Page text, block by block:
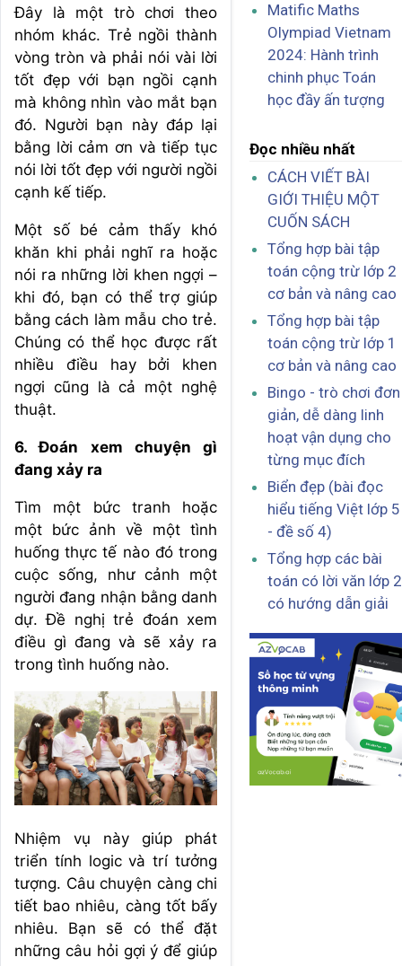
Đây là một trò chơi theo
nhóm khác. Trẻ ngồi thành
vòng tròn và phải nói vài lời
tốt đẹp với bạn ngồi cạnh
mà không nhìn vào mắt bạn
đó. Người bạn này đáp lại
bằng lời cảm ơn và tiếp tục
nói lời tốt đẹp với người ngồi
cạnh kế tiếp.
Một số bé cảm thấy khó
khăn khi phải nghĩ ra hoặc
nói ra những lời khen ngợi –
khi đó, bạn có thể trợ giúp
bằng cách làm mẫu cho trẻ.
Chúng có thể học được rất
nhiều điều hay bởi khen
ngợi cũng là cả một nghệ
thuật.
6. Đoán xem chuyện gì
đang xảy ra
Tìm một bức tranh hoặc
một bức ảnh về một tình
huống thực tế nào đó trong
cuộc sống, như cảnh một
người đang nhận bằng danh
dự. Đề nghị trẻ đoán xem
điều gì đang và sẽ xảy ra
trong tình huống nào.
Nhiệm vụ này giúp phát
triển tính logic và trí tưởng
tượng. Câu chuyện càng chi
tiết bao nhiêu, càng tốt bấy
nhiêu. Bạn sẽ có thể đặt
những câu hỏi gợi ý để giúp
Matific Maths
Olympiad Vietnam
2024: Hành trình
chinh phục Toán
học đầy ấn tượng
Đọc nhiều nhất
CÁCH VIẾT BÀI
GIỚI THIỆU MỘT
CUỐN SÁCH
Tổng hợp bài tập
toán cộng trừ lớp 2
cơ bản và nâng cao
Tổng hợp bài tập
toán cộng trừ lớp 1
cơ bản và nâng cao
Bingo - trò chơi đơn
giản, dễ dàng linh
hoạt vận dụng cho
từng mục đích
Biển đẹp (bài đọc
hiểu tiếng Việt lớp 5
- đề số 4)
Tổng hợp các bài
toán có lời văn lớp 2
có hướng dẫn giải